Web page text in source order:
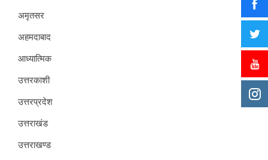
अमृतसर
अहमदाबाद
आध्यात्मिक
उत्तरकाशी
उत्तरप्रदेश
उत्तराखंड
उत्तराखण्ड